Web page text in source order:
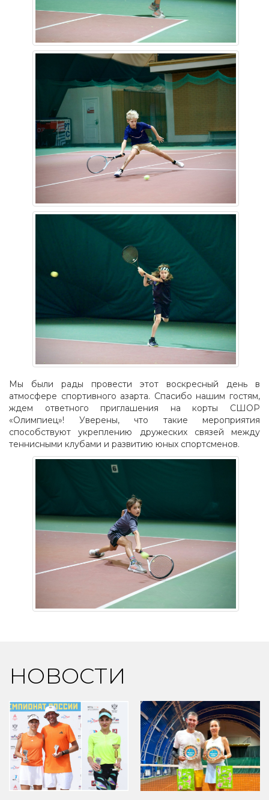
Мы были рады провести этот воскресный день в
атмосфере спортивного азарта. Спасибо нашим гостям,
ждем ответного приглашения на корты СШОР
«Олимпиец»! Уверены, что такие мероприятия
способствуют укреплению дружеских связей между
теннисными клубами и развитию юных спортсменов.
НОВОСТИ